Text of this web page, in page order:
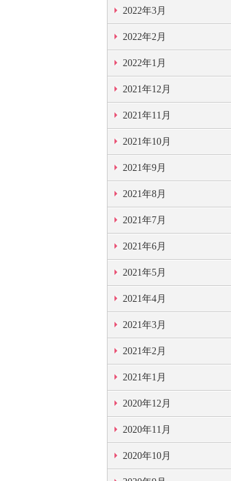
2022年3月
2022年2月
2022年1月
2021年12月
2021年11月
2021年10月
2021年9月
2021年8月
2021年7月
2021年6月
2021年5月
2021年4月
2021年3月
2021年2月
2021年1月
2020年12月
2020年11月
2020年10月